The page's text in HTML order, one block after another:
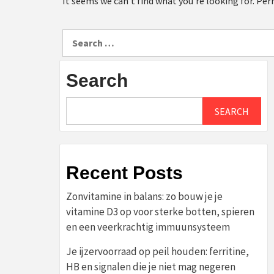
Search
SEARCH
Recent Posts
Zonvitamine in balans: zo bouw je je
vitamine D3 op voor sterke botten, spieren
en een veerkrachtig immuunsysteem
Je ijzervoorraad op peil houden: ferritine,
HB en signalen die je niet mag negeren